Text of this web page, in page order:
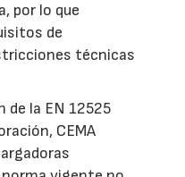
por lo que
de
técnicas
de la EN 12525
CEMA